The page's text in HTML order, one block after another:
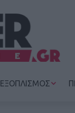
ΕΞΟΠΛΙΣΜΟΣ